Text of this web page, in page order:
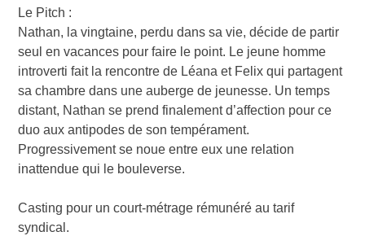
Le Pitch :
Nathan, la vingtaine, perdu dans sa vie, décide de partir
seul en vacances pour faire le point. Le jeune homme
introverti fait la rencontre de Léana et Felix qui partagent
sa chambre dans une auberge de jeunesse. Un temps
distant, Nathan se prend finalement d’affection pour ce
duo aux antipodes de son tempérament.
Progressivement se noue entre eux une relation
inattendue qui le bouleverse.
Casting pour un court-métrage rémunéré au tarif
syndical.